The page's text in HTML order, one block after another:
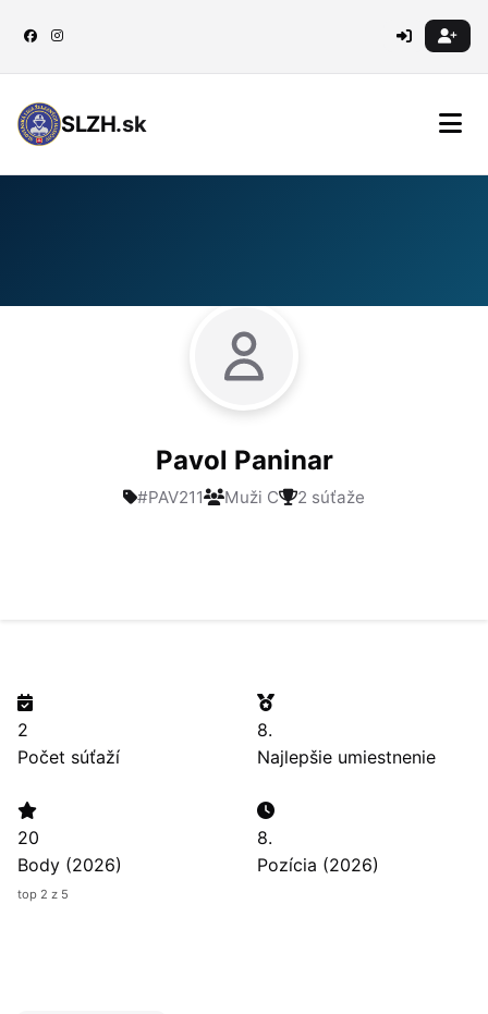
SLZH.sk
Pavol Paninar
#PAV211 Muži C 2 súťaže
2
Počet súťaží
8.
Najlepšie umiestnenie
20
Body (2026)
top 2 z 5
8.
Pozícia (2026)